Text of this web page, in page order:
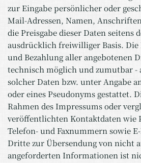
zur Eingabe persönlicher oder
Mail-Adressen, Namen,
die Preisgabe dieser Daten seitens
ausdrücklich freiwilliger Basis.
und Bezahlung aller angebotenen
technisch möglich und zumutbar -
solcher Daten bzw. unter Angabe
oder eines Pseudonyms gestattet.
Rahmen des Impressums oder
veröffentlichten Kontaktdaten wie
Telefon- und Faxnummern sowie
Dritte zur Übersendung von nicht
angeforderten Informationen ist